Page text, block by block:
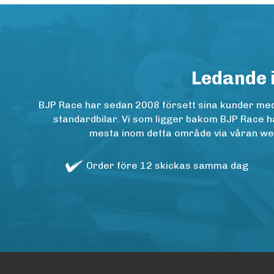
BJP Race har sedan 2008 försett sina kunder
standardbilar. Vi som ligger bakom BJP
mesta inom detta område via våran
Order före 12 skickas samma dag